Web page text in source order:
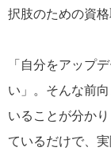
択肢のための資
「自分をアップ
い」。そんな前
いることが分か
ているだけで、